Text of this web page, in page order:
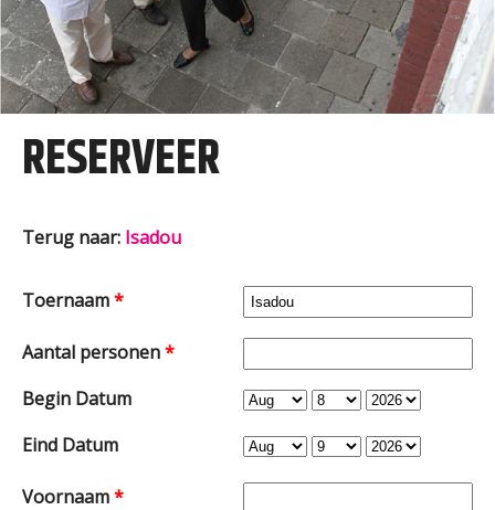
RESERVEER
Terug naar: Isadou
Toernaam*
Aantal personen*
Begin Datum
Month Day
Year
Eind Datum
Month Day Year
Voornaam*